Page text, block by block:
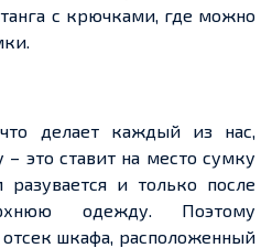
с крючками, где можно
делает каждый из нас,
это ставит на место сумку
и только после
одежду. Поэтому
шкафа, расположенный